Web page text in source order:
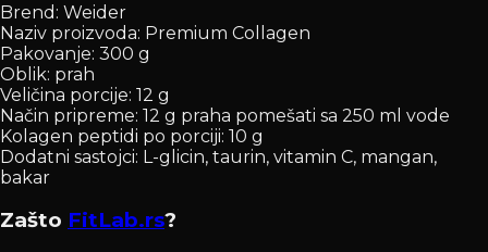
Brend: Weider
Naziv proizvoda: Premium Collagen
Pakovanje: 300 g
Oblik: prah
Veličina porcije: 12 g
Način pripreme: 12 g praha pomešati sa 250 ml vode
Kolagen peptidi po porciji: 10 g
Dodatni sastojci: L-glicin, taurin, vitamin C, mangan,
bakar
Zašto FitLab.rs?